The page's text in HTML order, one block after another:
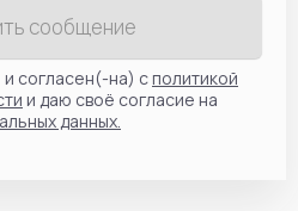
сообщение
согласен(-на) сполитикой
и даю своё согласие на
данных.